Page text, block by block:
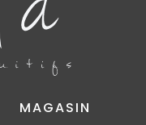
MAGASIN